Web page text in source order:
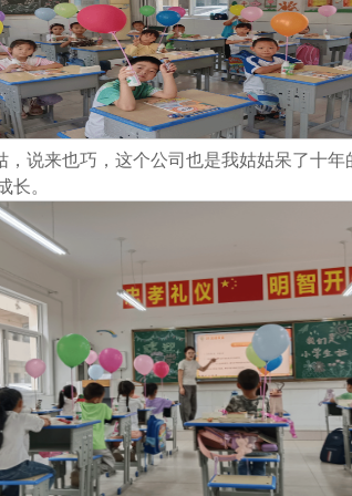
说来也巧，这个公司也是我姑姑呆了十
长。